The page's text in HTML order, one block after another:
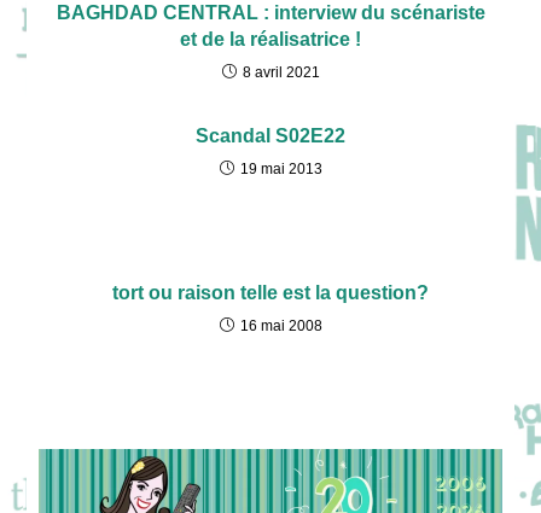
BAGHDAD CENTRAL : interview du scénariste
et de la réalisatrice !
8 avril 2021
Scandal S02E22
19 mai 2013
tort ou raison telle est la question?
16 mai 2008